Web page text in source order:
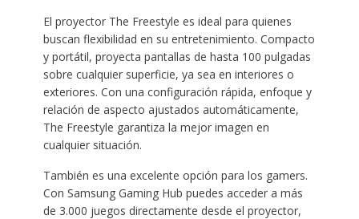
El proyector The Freestyle es ideal para quienes
buscan flexibilidad en su entretenimiento. Compacto
y portátil, proyecta pantallas de hasta 100 pulgadas
sobre cualquier superficie, ya sea en interiores o
exteriores. Con una configuración rápida, enfoque y
relación de aspecto ajustados automáticamente,
The Freestyle garantiza la mejor imagen en
cualquier situación.
También es una excelente opción para los gamers.
Con Samsung Gaming Hub puedes acceder a más
de 3.000 juegos directamente desde el proyector,